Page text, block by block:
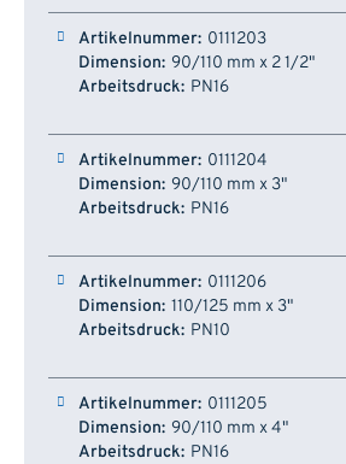
0111203
90/110 mm x 2 1/2"
PN16
0111204
90/110 mm x 3"
PN16
0111206
110/125 mm x 3"
PN10
0111205
90/110 mm x 4"
PN16